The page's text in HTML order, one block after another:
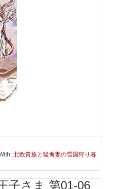
北欧貴族と猛禽妻の雪国狩り暮
子さま 第01-06